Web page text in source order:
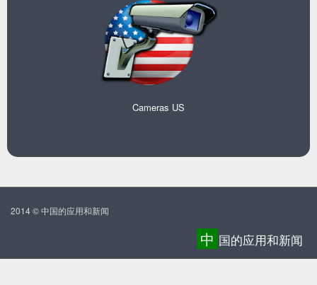
Cameras US
2014 © 中国的应用和新闻
中 国的应用和新闻